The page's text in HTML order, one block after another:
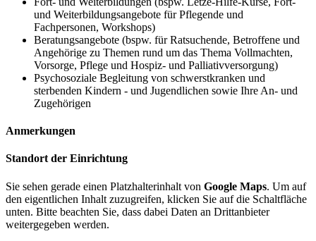
und Weiterbildungsangebote für Pflegende und
Fachpersonen, Workshops)
Beratungsangebote (bspw. für Ratsuchende, Betroffene und
Angehörige zu Themen rund um das Thema Vollmachten,
Vorsorge, Pflege und Hospiz- und Palliativversorgung)
Psychosoziale Begleitung von schwerstkranken und
sterbenden Kindern - und Jugendlichen sowie Ihre An- und
Zugehörigen
Anmerkungen
Standort der Einrichtung
Sie sehen gerade einen Platzhalterinhalt von Google Maps. Um auf
den eigentlichen Inhalt zuzugreifen, klicken Sie auf die Schaltfläche
unten. Bitte beachten Sie, dass dabei Daten an Drittanbieter
weitergegeben werden.